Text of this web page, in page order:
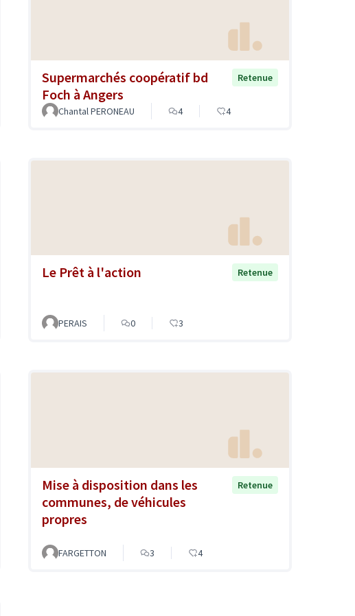
Supermarchés coopératif bd
Foch à Angers
Retenue
Chantal PERONEAU 4 4
Le Prêt à l'action Retenue
PERAIS 0 3
Mise à disposition dans les
communes, de véhicules
propres
Retenue
FARGETTON 3 4